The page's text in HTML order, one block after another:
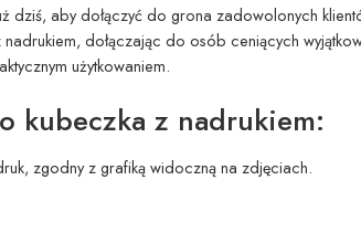
dziś, aby dołączyć do grona zadowolonych
dołączając do osób ceniących
użytkowaniem.
kubeczka z nadrukiem:
zgodny z grafiką widoczną na zdjęciach.